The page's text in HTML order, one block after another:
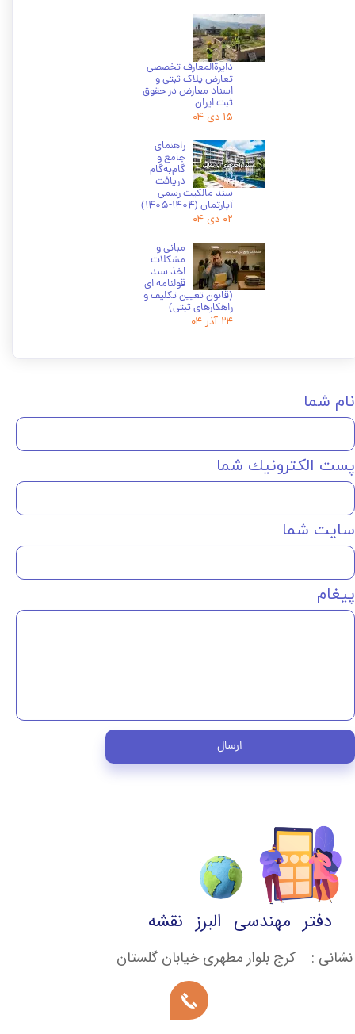
نام شما
پست الكترونيك شما
سایت شما
پیغام
ارسال
دایرة‌المعارف تخصصی
تعارض پلاک ثبتی و
اسناد معارض در حقوق
ثبت ایران
۱۵ دی ۰۴
راهنمای
جامع و
گام‌به‌گام
دریافت
سند مالکیت رسمی
آپارتمان (۱۴۰۴-۱۴۰۵)
۰۲ دی ۰۴
مبانی و
مشکلات
اخذ سند
قولنامه ای
(قانون تعیین تکلیف و
راهکارهای ثبتی)
۲۴ آذر ۰۴
دفتر مهندسی البرز نقشه
نشانی : کرج بلوار مطهری خیابان گلستان